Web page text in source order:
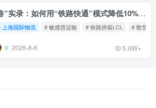
2026中欧班列“内卷”实录：如何用“铁路快通”模式降低10%物流成本？
上海国际物流 # 敏感货运输 # 铁路拼箱LCL # 散货铁
2026-8-6 5.6W+